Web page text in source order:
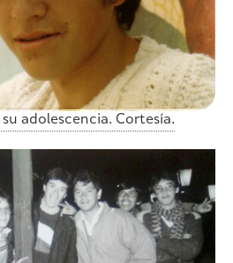
adolescencia. Cortesía.